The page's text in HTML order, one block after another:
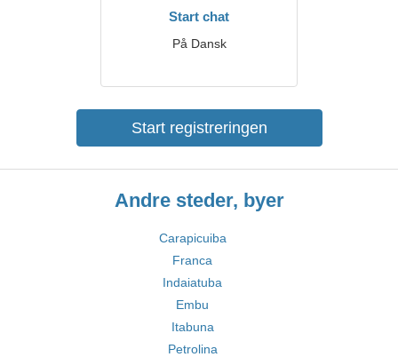
Start chat
På Dansk
Start registreringen
Andre steder, byer
Carapicuiba
Franca
Indaiatuba
Embu
Itabuna
Petrolina